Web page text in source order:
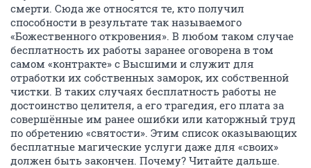
смерти. Сюда же относятся те, кто получил
способности в результате так называемого
«Божественного откровения». В любом таком случае
бесплатность их работы заранее оговорена в том
самом «контракте» с Высшими и служит для
отработки их собственных заморок, их собственной
чистки. В таких случаях бесплатность работы не
достоинство целителя, а его трагедия, его плата за
совершённые им ранее ошибки или каторжный труд
по обретению «святости». Этим список оказывающих
бесплатные магические услуги даже для «своих»
должен быть закончен. Почему? Читайте дальше.